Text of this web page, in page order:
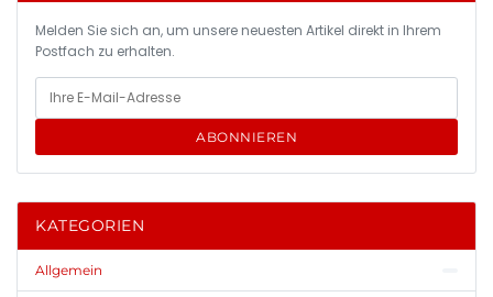
Melden Sie sich an, um unsere neuesten Artikel direkt in Ihrem
Postfach zu erhalten.
ABONNIEREN
KATEGORIEN
Allgemein